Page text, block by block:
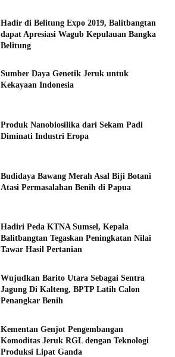
Hadir di Belitung Expo 2019, Balitbangtan
dapat Apresiasi Wagub Kepulauan Bangka
Belitung
Sumber Daya Genetik Jeruk untuk
Kekayaan Indonesia
Produk Nanobiosilika dari Sekam Padi
Diminati Industri Eropa
Budidaya Bawang Merah Asal Biji Botani
Atasi Permasalahan Benih di Papua
Hadiri Peda KTNA Sumsel, Kepala
Balitbangtan Tegaskan Peningkatan Nilai
Tawar Hasil Pertanian
Wujudkan Barito Utara Sebagai Sentra
Jagung Di Kalteng, BPTP Latih Calon
Penangkar Benih
Kementan Genjot Pengembangan
Komoditas Jeruk RGL dengan Teknologi
Produksi Lipat Ganda